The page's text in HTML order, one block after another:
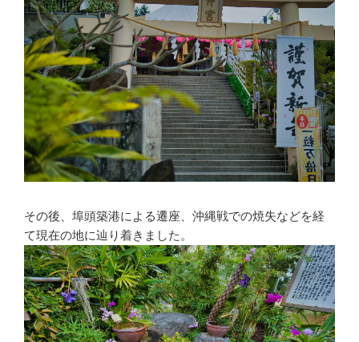
その後、埠頭築港による遷座、沖縄戦での焼失などを経
て現在の地に辿り着きました。